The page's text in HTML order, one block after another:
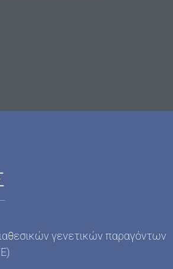
γενετικών παραγόντων